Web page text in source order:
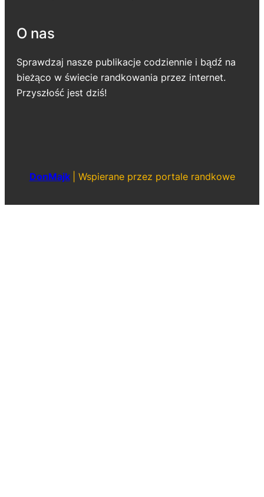
O nas
Sprawdzaj nasze publikacje codziennie i bądź na
bieżąco w świecie randkowania przez internet.
Przyszłość jest dziś!
DonMajk Wspierane przez portale randkowe